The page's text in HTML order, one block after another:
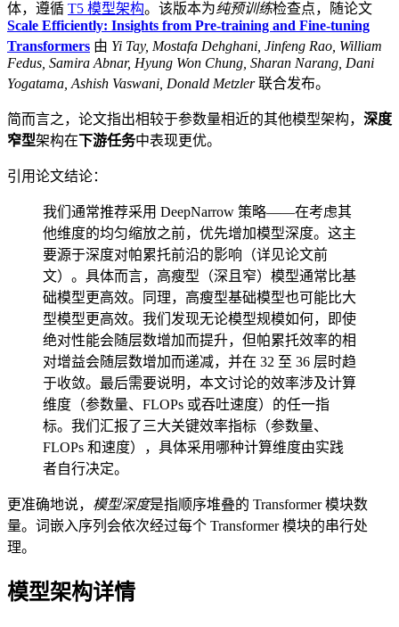
体，遵循 T5 模型架构。该版本为纯预训练检查点，随论文
Scale Efficiently: Insights from Pre-training and Fine-tuning
Transformers 由 Yi Tay, Mostafa Dehghani, Jinfeng Rao, William
Fedus, Samira Abnar, Hyung Won Chung, Sharan Narang, Dani
Yogatama, Ashish Vaswani, Donald Metzler联合发布。
简而言之，论文指出相较于参数量相近的其他模型架构， 深度
窄型架构在 下游任务中表现更优。
引用论文结论：
我们通常推荐采用 DeepNarrow 策略——在考虑其
他维度的均匀缩放之前，优先增加模型深度。这主
要源于深度对帕累托前沿的影响（详见论文前
文）。具体而言，高瘦型（深且窄）模型通常比基
础模型更高效。同理，高瘦型基础模型也可能比大
型模型更高效。我们发现无论模型规模如何，即使
绝对性能会随层数增加而提升，但帕累托效率的相
对增益会随层数增加而递减，并在 32 至 36 层时趋
于收敛。最后需要说明，本文讨论的效率涉及计算
维度（参数量、FLOPs 或吞吐速度）的任一指
标。我们汇报了三大关键效率指标（参数量、
FLOPs 和速度），具体采用哪种计算维度由实践
者自行决定。
更准确地说， 模型深度是指顺序堆叠的 Transformer 模块数
量。词嵌入序列会依次经过每个 Transformer 模块的串行处
理。
模型架构详情